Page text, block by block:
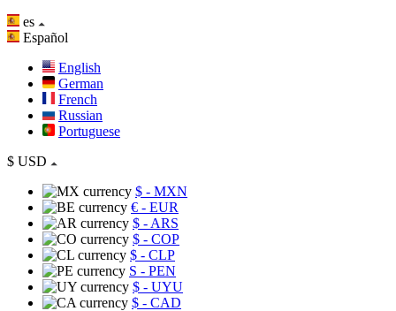
es
Español
English
German
French
Russian
Portuguese
$ USD
$ - MXN
€ - EUR
$ - ARS
$ - COP
$ - CLP
S - PEN
$ - UYU
$ - CAD